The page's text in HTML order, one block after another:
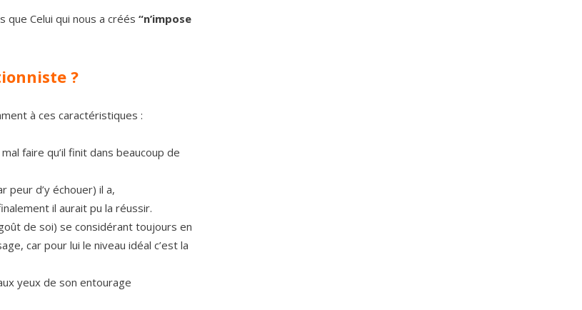
que Celui qui nous a créés“n’impose
?
à ces caractéristiques :
faire qu’il finit dans beaucoup de
peur d’y échouer) il a,
il aurait pu la réussir.
de soi) se considérant toujours en
car pour lui le niveau idéal c’est la
yeux de son entourage